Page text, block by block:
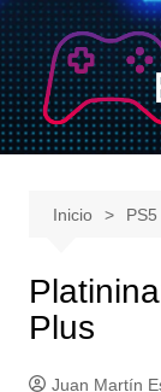
Saltar
al
contenido
Inicio PS5
Plus
Juan Martín